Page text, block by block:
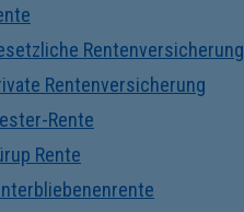
Rentenversicherung
Rentenversicherung
Rente
Rente